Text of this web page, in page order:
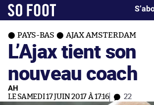
PAYS-BAS AJAX AMSTERDAM
L’Ajax tient son
nouveau coach
AH
LE SAMEDI 17 JUIN 2017 À 17:16 22